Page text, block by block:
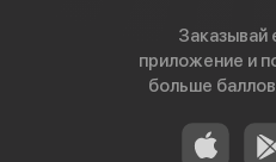
Заказывай
приложение и
больше